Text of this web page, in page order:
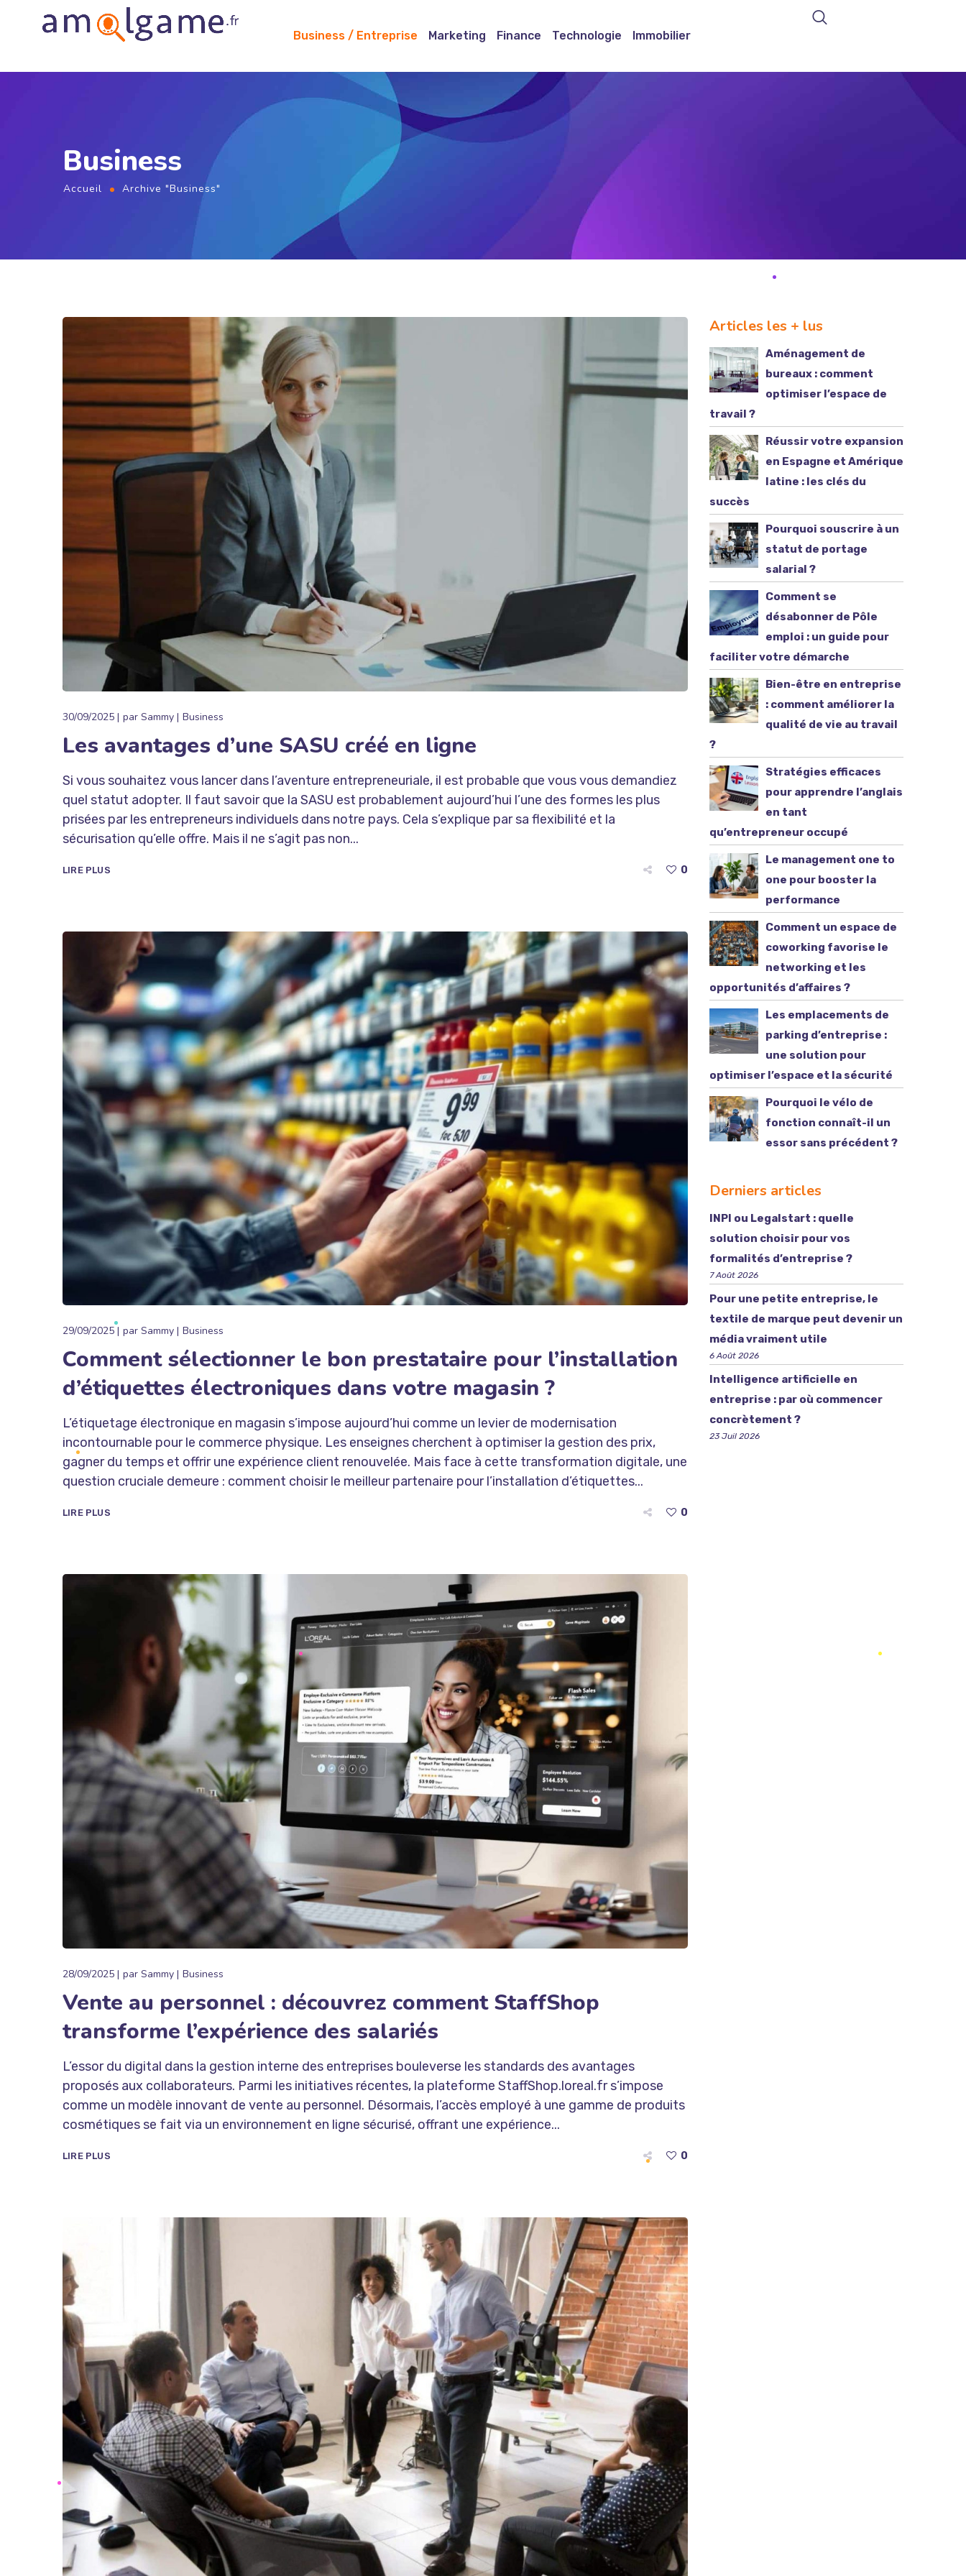
Business / Entreprise Marketing Finance Technologie Immobilier
Business
Accueil Archive "Business"
30/09/2025 par Sammy Business
Les avantages d’une SASU créé en ligne
Si vous souhaitez vous lancer dans l’aventure entrepreneuriale, il est probable que vous vous demandiez
quel statut adopter. Il faut savoir que la SASU est probablement aujourd’hui l’une des formes les plus
prisées par les entrepreneurs individuels dans notre pays. Cela s’explique par sa flexibilité et la
sécurisation qu’elle offre. Mais il ne s’agit pas non...
LIRE PLUS 0
29/09/2025 par Sammy Business
Comment sélectionner le bon prestataire pour l’installation
d’étiquettes électroniques dans votre magasin ?
L’étiquetage électronique en magasin s’impose aujourd’hui comme un levier de modernisation
incontournable pour le commerce physique. Les enseignes cherchent à optimiser la gestion des prix,
gagner du temps et offrir une expérience client renouvelée. Mais face à cette transformation digitale, une
question cruciale demeure : comment choisir le meilleur partenaire pour l’installation d’étiquettes...
LIRE PLUS 0
28/09/2025 par Sammy Business
Vente au personnel : découvrez comment StaffShop
transforme l’expérience des salariés
L’essor du digital dans la gestion interne des entreprises bouleverse les standards des avantages
proposés aux collaborateurs. Parmi les initiatives récentes, la plateforme StaffShop.loreal.fr s’impose
comme un modèle innovant de vente au personnel. Désormais, l’accès employé à une gamme de produits
cosmétiques se fait via un environnement en ligne sécurisé, offrant une expérience...
LIRE PLUS 0
Articles les + lus
Aménagement de
bureaux : comment
optimiser l’espace de
travail ?
Réussir votre expansion
en Espagne et Amérique
latine : les clés du
succès
Pourquoi souscrire à un
statut de portage
salarial ?
Comment se
désabonner de Pôle
emploi : un guide pour
faciliter votre démarche
Bien-être en entreprise
: comment améliorer la
qualité de vie au travail
?
Stratégies efficaces
pour apprendre l’anglais
en tant
qu’entrepreneur occupé
Le management one to
one pour booster la
performance
Comment un espace de
coworking favorise le
networking et les
opportunités d’affaires ?
Les emplacements de
parking d’entreprise :
une solution pour
optimiser l’espace et la sécurité
Pourquoi le vélo de
fonction connaît-il un
essor sans précédent ?
Derniers articles
INPI ou Legalstart : quelle
solution choisir pour vos
formalités d’entreprise ?
7 Août 2026
Pour une petite entreprise, le
textile de marque peut devenir un
média vraiment utile
6 Août 2026
Intelligence artificielle en
entreprise : par où commencer
concrètement ?
23 Juil 2026